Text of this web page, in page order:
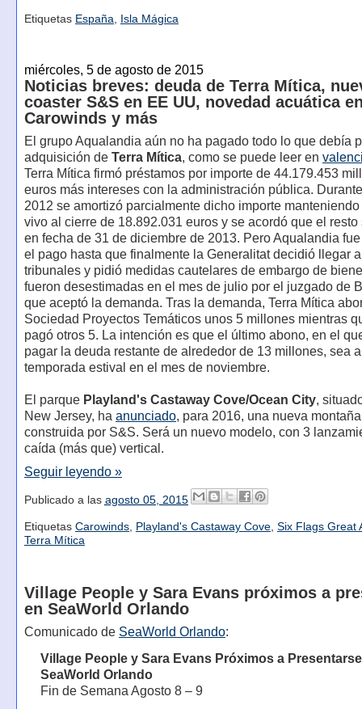
Etiquetas España, Isla Mágica
miércoles, 5 de agosto de 2015
Noticias breves: deuda de Terra Mítica,
coaster S&S en EE UU, novedad acuática
Carowinds y más
El grupo Aqualandia aún no ha pagado todo lo que debía
adquisición de Terra Mítica, como se puede leer en
Terra Mítica firmó préstamos por importe de 44.179.453
euros más intereses con la administración pública.
2012 se amortizó parcialmente dicho importe
vivo al cierre de 18.892.031 euros y se acordó que el resto
en fecha de 31 de diciembre de 2013. Pero Aqualandia
el pago hasta que finalmente la Generalitat decidió llegar
tribunales y pidió medidas cautelares de embargo de
fueron desestimadas en el mes de julio por el juzgado de
que aceptó la demanda. Tras la demanda, Terra Mítica
Sociedad Proyectos Temáticos unos 5 millones mientras
pagó otros 5. La intención es que el último abono, en el
pagar la deuda restante de alrededor de 13 millones, sea
temporada estival en el mes de noviembre.
El parque Playland's Castaway Cove/Ocean City,
New Jersey, ha anunciado, para 2016, una nueva
construida por S&S. Será un nuevo modelo, con 3
caída (más que) vertical.
Seguir leyendo »
Publicado a las agosto 05, 2015
Etiquetas Carowinds, Playland's Castaway Cove, Six Flags Great
Terra Mítica
Village People y Sara Evans próximos a
en SeaWorld Orlando
Comunicado de SeaWorld Orlando:
Village People y Sara Evans Próximos a
SeaWorld Orlando
Fin de Semana Agosto 8 – 9